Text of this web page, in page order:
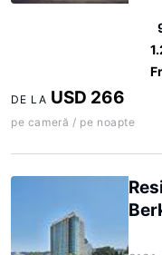
DE LA USD 266
pe cameră / pe noapte